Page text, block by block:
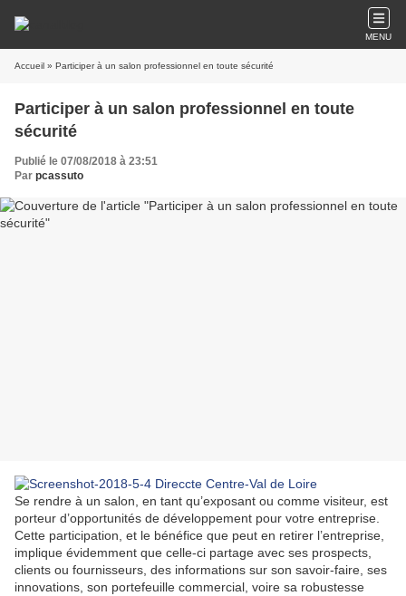
MENU
Accueil » Participer à un salon professionnel en toute sécurité
Participer à un salon professionnel en toute
sécurité
Publié le 07/08/2018 à 23:51
Par pcassuto
Se rendre à un salon, en tant qu’exposant ou comme visiteur, est
porteur d’opportunités de développement pour votre entreprise.
Cette participation, et le bénéfice que peut en retirer l’entreprise,
implique évidemment que celle-ci partage avec ses prospects,
clients ou fournisseurs, des informations sur son savoir-faire, ses
innovations, son portefeuille commercial, voire sa robustesse